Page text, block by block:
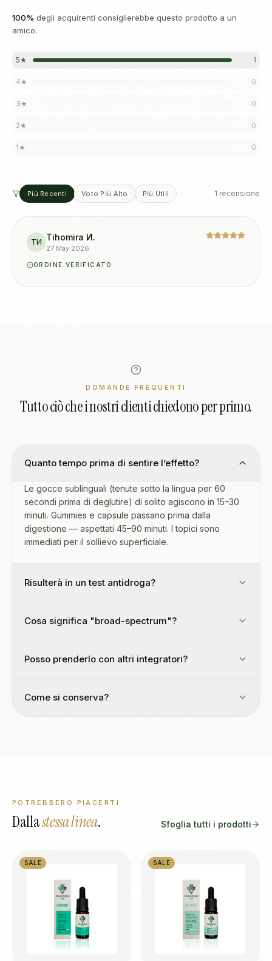
100% degli acquirenti consiglierebbe questo prodotto a un
amico.
5★ 1
4★ 0
3★ 0
2★ 0
1★ 0
Più Recenti Voto Più Alto Più Utili 1 recensione
TИ Tihomira И.
27 May 2026
ORDINE VERIFICATO
DOMANDE FREQUENTI
Tutto ciò che i nostri clienti chiedono per primo.
Quanto tempo prima di sentire l’effetto?
Le gocce sublinguali (tenute sotto la lingua per 60
secondi prima di deglutire) di solito agiscono in 15–30
minuti. Gummies e capsule passano prima dalla
digestione — aspettati 45–90 minuti. I topici sono
immediati per il sollievo superficiale.
Risulterà in un test antidroga?
Cosa significa "broad-spectrum"?
Posso prenderlo con altri integratori?
Come si conserva?
POTREBBERO PIACERTI
Dallastessa linea. Sfoglia tutti i prodotti
SALE SALE